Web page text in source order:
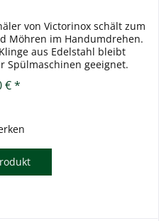
von Victorinox schält zum
Möhren im Handumdrehen.
aus Edelstahl bleibt
Spülmaschinen geeignet.
€ *